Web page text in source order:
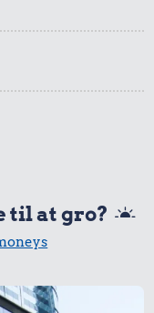
til at gro?